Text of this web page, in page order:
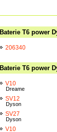
Baterie T6 power
206340
Baterie T6 power
V10
Dreame
SV12
Dyson
SV27
Dyson
V10